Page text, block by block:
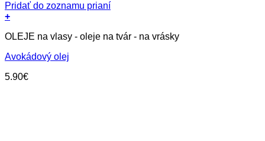
Pridať do zoznamu prianí
+
OLEJE na vlasy - oleje na tvár - na vrásky
Avokádový olej
5.90€